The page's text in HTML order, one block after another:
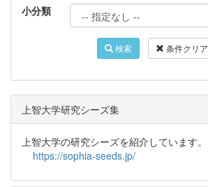
小分類
検索 条件クリア
上智大学研究シーズ集
上智大学の研究シーズを紹介しています。
https://sophia-seeds.jp/